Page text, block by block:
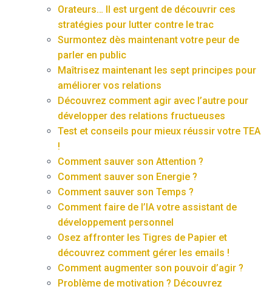
Orateurs… Il est urgent de découvrir ces
stratégies pour lutter contre le trac
Surmontez dès maintenant votre peur de
parler en public
Maîtrisez maintenant les sept principes pour
améliorer vos relations
Découvrez comment agir avec l’autre pour
développer des relations fructueuses
Test et conseils pour mieux réussir votre TEA
!
Comment sauver son Attention ?
Comment sauver son Energie ?
Comment sauver son Temps ?
Comment faire de l’IA votre assistant de
développement personnel
Osez affronter les Tigres de Papier et
découvrez comment gérer les emails !
Comment augmenter son pouvoir d’agir ?
Problème de motivation ? Découvrez